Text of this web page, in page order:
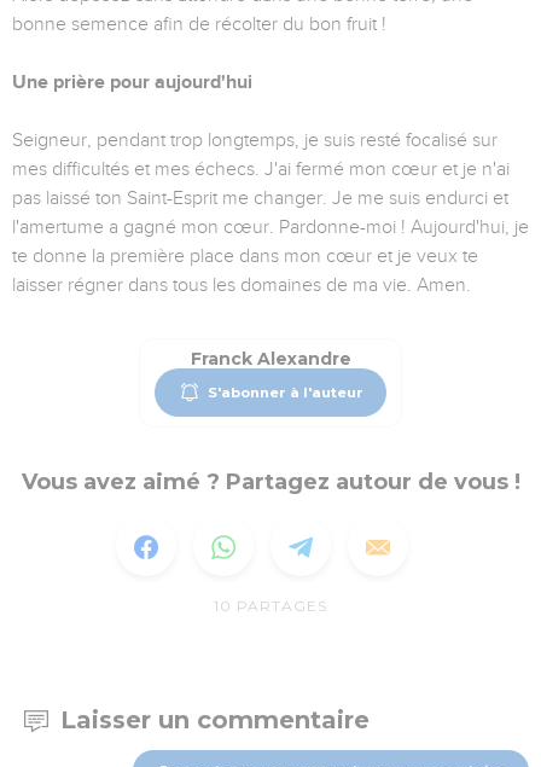
bonne semence afin de récolter du bon fruit !
Une prière pour aujourd'hui
Seigneur, pendant trop longtemps, je suis resté focalisé sur
mes difficultés et mes échecs. J'ai fermé mon cœur et je n'ai
pas laissé ton Saint-Esprit me changer. Je me suis endurci et
l'amertume a gagné mon cœur. Pardonne-moi ! Aujourd'hui, je
te donne la première place dans mon cœur et je veux te
laisser régner dans tous les domaines de ma vie. Amen.
Franck Alexandre
S'abonner à l'auteur
Vous avez aimé ? Partagez autour de vous !
10 PARTAGES
Laisser un commentaire